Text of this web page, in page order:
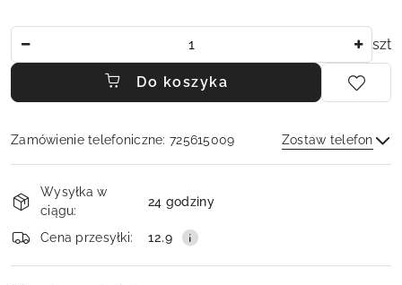
szt
Do koszyka
Zamówienie telefoniczne: 725615009 Zostaw telefon
i
dostawa
Wysyłka w
ciągu:
24 godziny
Cena przesyłki: 12.9